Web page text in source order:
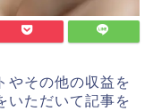
やその他の収益を
いただいて記事を